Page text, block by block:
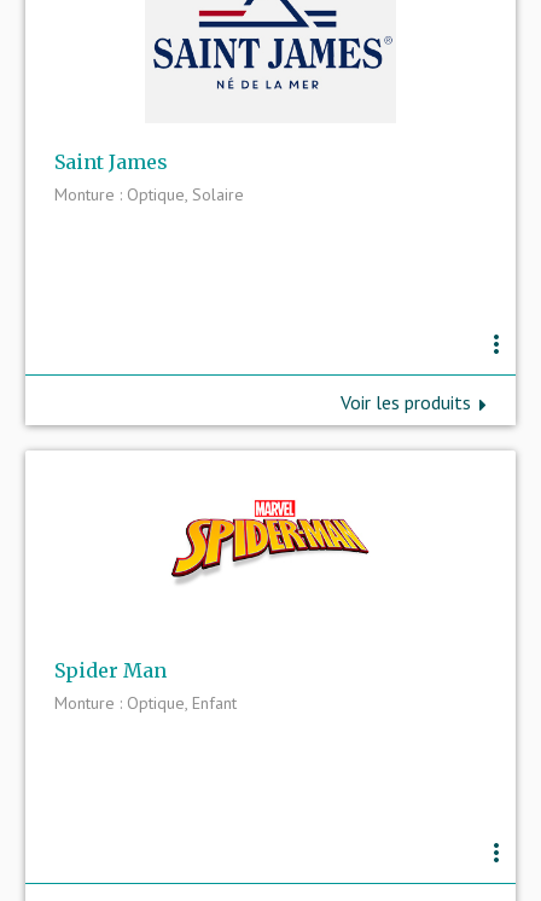
Saint James
Monture : Optique, Solaire
more_vert
Voir les produits
Spider Man
Monture : Optique, Enfant
more_vert